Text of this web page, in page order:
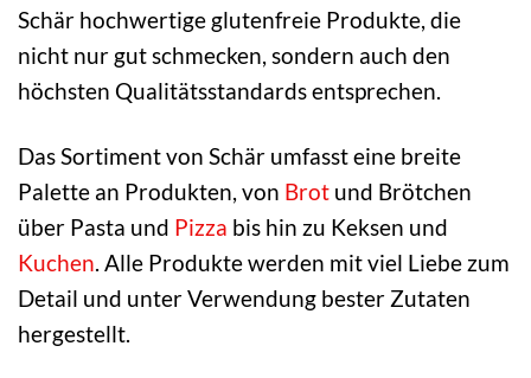
Schär hochwertige glutenfreie Produkte, die
nicht nur gut schmecken, sondern auch den
höchsten Qualitätsstandards entsprechen.
Das Sortiment von Schär umfasst eine breite
Palette an Produkten, von Brot und Brötchen
über Pasta und Pizza bis hin zu Keksen und
Kuchen . Alle Produkte werden mit viel Liebe zum
Detail und unter Verwendung bester Zutaten
hergestellt.